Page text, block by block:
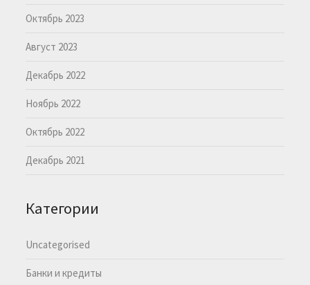
Октябрь 2023
Август 2023
Декабрь 2022
Ноябрь 2022
Октябрь 2022
Декабрь 2021
Категории
Uncategorised
Банки и кредиты